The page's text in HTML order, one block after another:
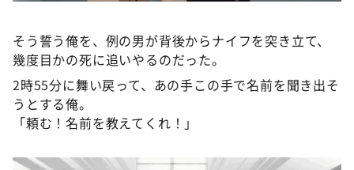
そう誓う俺を、例の男が背後からナイフを突き立て、
幾度目かの死に追いやるのだった。
2時55分に舞い戻って、あの手この手で名前を聞き出そ
うとする俺。
「頼む！名前を教えてくれ！」